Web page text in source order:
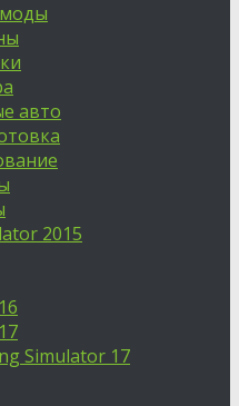
моды
авто
2015
Simulator 17